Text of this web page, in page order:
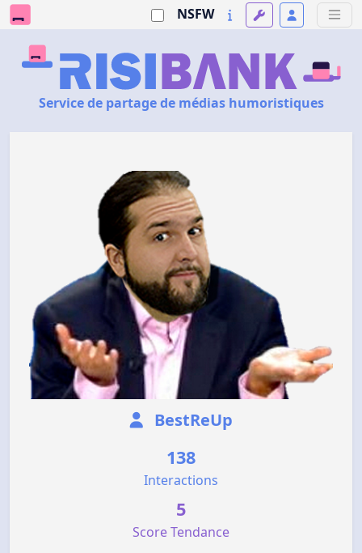
NSFW
Service de partage de médias humoristiques
BestReUp
138
Interactions
5
Score Tendance